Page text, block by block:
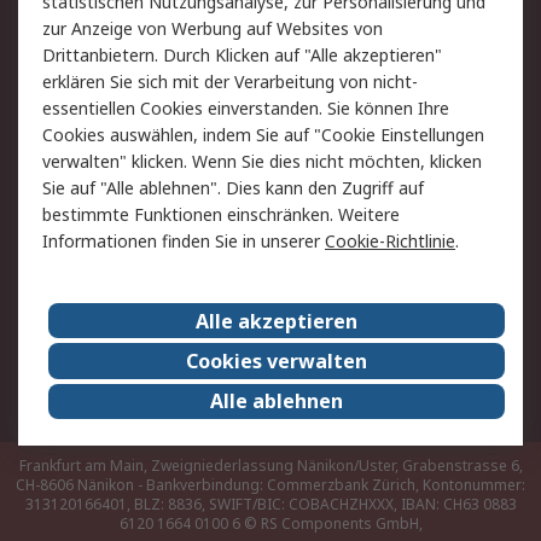
Rechtliches
AGB
Datenschutz
Cookie-Richtlinie
Zahlungsbedingungen
Copyright/Impressum
Über RS
Karriere bei RS
Nachhaltigkeit
Qualität/Umwelt/ZertifikatePresse-Center
Event-Center
Frankfurt am Main, Zweigniederlassung Nänikon/Uster, Grabenstrasse 6,
CH-8606 Nänikon - Bankverbindung: Commerzbank Zürich, Kontonummer:
313120166401, BLZ: 8836, SWIFT/BIC: COBACHZHXXX, IBAN: CH63 0883
6120 1664 0100 6 © RS Components GmbH,
zur Anzeige von Werbung auf Websites von
Drittanbietern. Durch Klicken auf "Alle akzeptieren"
erklären Sie sich mit der Verarbeitung von nicht-
essentiellen Cookies einverstanden. Sie können Ihre
Cookies auswählen, indem Sie auf "Cookie Einstellungen
verwalten" klicken. Wenn Sie dies nicht möchten, klicken
Sie auf "Alle ablehnen". Dies kann den Zugriff auf
bestimmte Funktionen einschränken. Weitere
Informationen finden Sie in unsererCookie-Richtlinie.
Alle akzeptieren
Cookies verwalten
Alle ablehnen